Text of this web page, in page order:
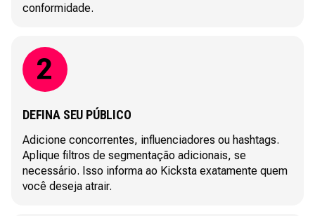
conformidade.
DEFINA SEU PÚBLICO
Adicione concorrentes, influenciadores ou hashtags.
Aplique filtros de segmentação adicionais, se
necessário. Isso informa ao Kicksta exatamente quem
você deseja atrair.